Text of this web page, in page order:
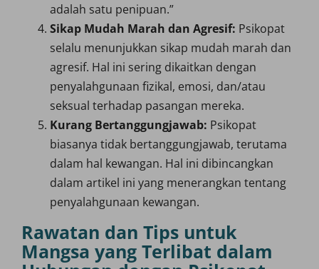
adalah satu penipuan.”
Sikap Mudah Marah dan Agresif: Psikopat
selalu menunjukkan sikap mudah marah dan
agresif. Hal ini sering dikaitkan dengan
penyalahgunaan fizikal, emosi, dan/atau
seksual terhadap pasangan mereka.
Kurang Bertanggungjawab: Psikopat
biasanya tidak bertanggungjawab, terutama
dalam hal kewangan. Hal ini dibincangkan
dalam artikel ini yang menerangkan tentang
penyalahgunaan kewangan.
Rawatan dan Tips untuk
Mangsa yang Terlibat dalam